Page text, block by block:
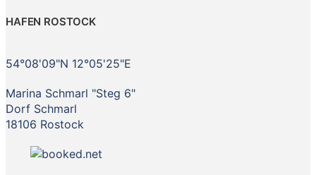
HAFEN ROSTOCK
54°08'09"N 12°05'25"E
Marina Schmarl "Steg 6"
Dorf Schmarl
18106 Rostock